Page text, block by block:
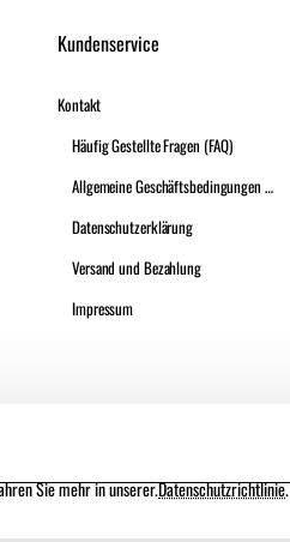
Sie mehr in unserer.Datenschutzrichtlinie.
Kundenservice
Kontakt
Häufig Gestellte Fragen (FAQ)
Allgemeine Geschäftsbedingungen (A.G.B.)
Datenschutzerklärung
Versand und Bezahlung
Impressum